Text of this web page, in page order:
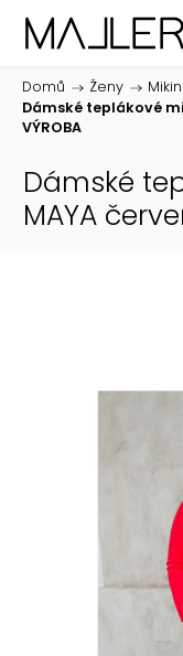
Domů / Ženy /
Dámské teplákové
VÝROBA
Dámské
MAYA